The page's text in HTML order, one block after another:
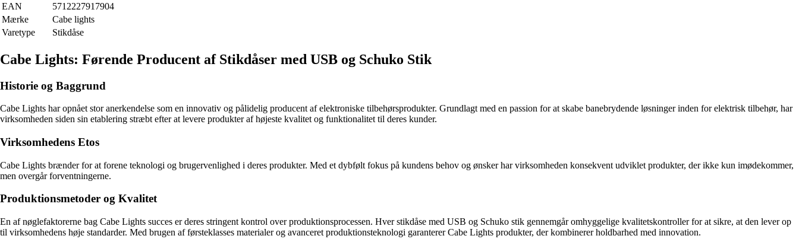
EAN
5712227917904
Mærke
Cabe lights
Varetype
Stikdåse
Cabe Lights: Førende Producent af Stikdåser med USB og Schuko Stik
Historie og Baggrund
Cabe Lights har opnået stor anerkendelse som en innovativ og pålidelig producent af elektroniske tilbehørsprodukter. Grundlagt med en passion for at skabe banebrydende løsninger inden for elektrisk tilbehør, har
virksomheden siden sin etablering stræbt efter at levere produkter af højeste kvalitet og funktionalitet til deres kunder.
Virksomhedens Etos
Cabe Lights brænder for at forene teknologi og brugervenlighed i deres produkter. Med et dybfølt fokus på kundens behov og ønsker har virksomheden konsekvent udviklet produkter, der ikke kun imødekommer,
men overgår forventningerne.
Produktionsmetoder og Kvalitet
En af nøglefaktorerne bag Cabe Lights succes er deres stringent kontrol over produktionsprocessen. Hver stikdåse med USB og Schuko stik gennemgår omhyggelige kvalitetskontroller for at sikre, at den lever op
til virksomhedens høje standarder. Med brugen af førsteklasses materialer og avanceret produktionsteknologi garanterer Cabe Lights produkter, der kombinerer holdbarhed med innovation.